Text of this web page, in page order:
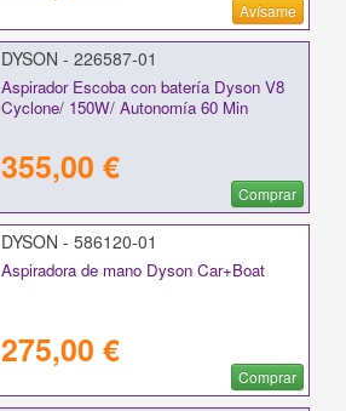
Avísame
DYSON - 226587-01
Aspirador Escoba con batería Dyson V8
Cyclone/ 150W/ Autonomía 60 Min
355,00 €
Comprar
DYSON - 586120-01
Aspiradora de mano Dyson Car+Boat
275,00 €
Comprar